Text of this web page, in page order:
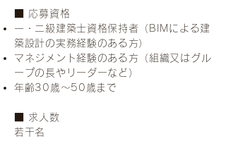
■ 応募資格
一・二級建築士資格保持者（BIMによる建
築設計の実務経験のある方）
マネジメント経験のある方（組織又はグル
ープの長やリーダーなど）
年齢30歳～50歳まで
■ 求人数
若干名